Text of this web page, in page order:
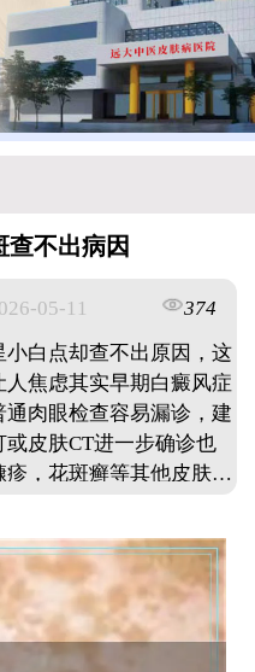
查不出病因
05-11
374
小白点却查不出原因，这
人焦虑其实早期白癜风症
通肉眼检查容易漏诊，建
或皮肤CT进一步确诊也
疹，花斑癣等其他皮肤问
免盲目治疗平时注意防
清洁，观察白斑变化情
咨询专业医生获取针对